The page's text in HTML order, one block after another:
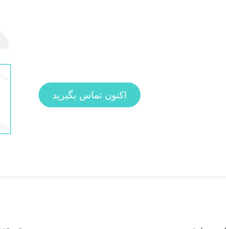
اکنون تماس بگیرید